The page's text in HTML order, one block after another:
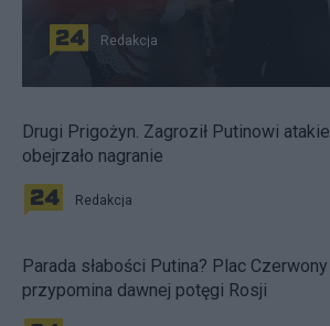
Redakcja
Drugi Prigożyn. Zagroził Putinowi
obejrzało nagranie
Redakcja
Parada słabości Putina? Plac
przypomina dawnej potęgi Rosji